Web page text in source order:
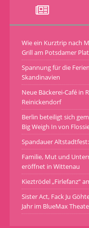
Wie ein Kurztrip nach
Grill am Potsdamer
Spannung für die
Skandinavien
Neue Bäckerei-Café in
Reinickendorf
Berlin beteiligt sich
Big Weigh In von
Spandauer
Familie, Mut und
eröffnet in Wittenau
Kieztrödel „Firlefanz“
Sister Act, Fack Ju
Jahr im BlueMax